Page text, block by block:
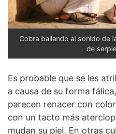
Cobra bailando al sonido de
de
Es probable que se les
a causa de su forma
parecen renacer con
con un tacto más
mudan su piel. En otras